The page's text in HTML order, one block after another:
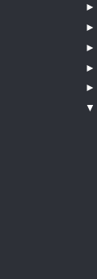
►
►
►
►
►
▼